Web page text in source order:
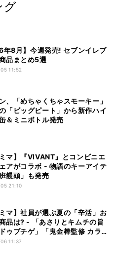
グ
年8月】今週発売! セブンイレブ
品まとめ5選
11:52
、「めちゃくちゃスモーキー」
「ビッグピート」から新作ハイ
＆ミニボトル発売
ミマ】『VIVANT』とコンビニエ
アがコラボ - 物語のキーアイテ
饅頭」も発売
21:10
ミマ】社員が選ぶ夏の「辛活」お
品は? - 「あさりとキムチの旨
ゥブチゲ」「鬼金棒監修 カラシ
噌らー麺」「辛さがやみつき!
11:37